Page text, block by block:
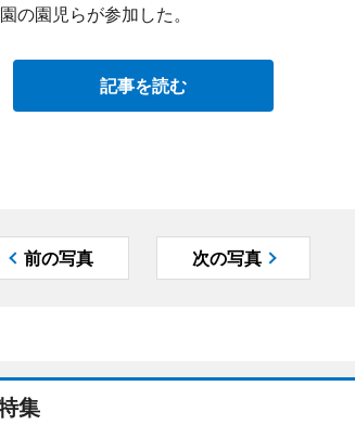
の園児らが参加した。
記事を読む
前の写真 次の写真
集